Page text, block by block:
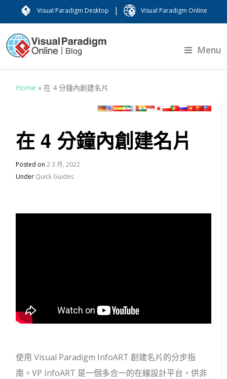
Visual Paradigm Desktop | Visual Paradigm Online
Menu
Home »在 4 分鐘內創建名片
在 4 分鐘內創建名片
Posted on2 3 月, 2022
Under Quick Guides
使用 Visual Paradigm InfoART 創建名片的分步指
南。VP InfoART 是一個多合一的在線設計平台，供非